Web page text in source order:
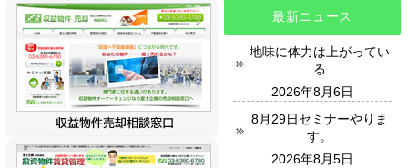
最新ニュース
地味に体力は上がってい
る
2026年8月6日
8月29日セミナーやりま
す。
2026年8月5日